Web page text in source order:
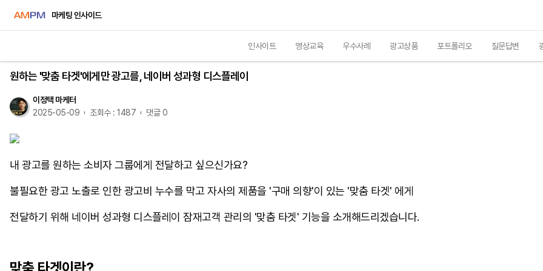
마케팅 인사이드
인사이트 영상교육 우수사례 광고상품 포트폴리오 질문답변
원하는 '맞춤 타겟'에게만 광고를, 네이버 성과형 디스플레이
이정택 마케터
2025-05-09
조회수 : 1487 댓글 0
내 광고를 원하는 소비자 그룹에게 전달하고 싶으신가요?
불필요한 광고 노출로 인한 광고비 누수를 막고 자사의 제품을 '구매 의향'이 있는 '맞춤 타겟' 에게
전달하기 위해 네이버 성과형 디스플레이 잠재고객 관리의 '맞춤 타겟' 기능을 소개해드리겠습니다.